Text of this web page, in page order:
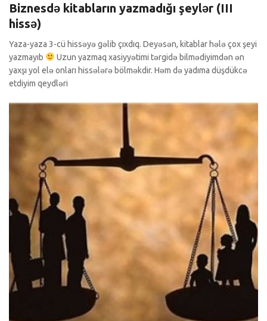
Biznesdə kitabların yazmadığı şeylər (III
hissə)
Yaza-yaza 3-cü hissəyə gəlib çıxdıq. Deyəsən, kitablar hələ çox şeyi
yazmayıb
Uzun yazmaq xasiyyətimi tərgidə bilmədiyimdən ən
yaxşı yol elə onları hissələrə bölməkdir. Həm də yadıma düşdükcə
etdiyim qeydləri